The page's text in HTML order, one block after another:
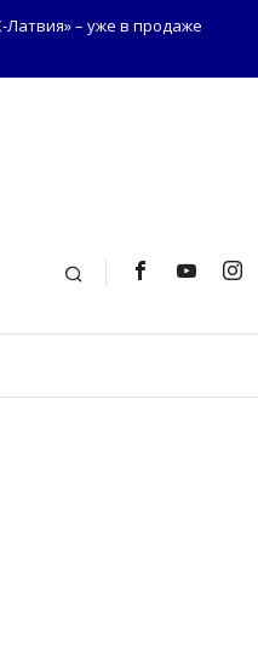
– уже в продаже
Поиск